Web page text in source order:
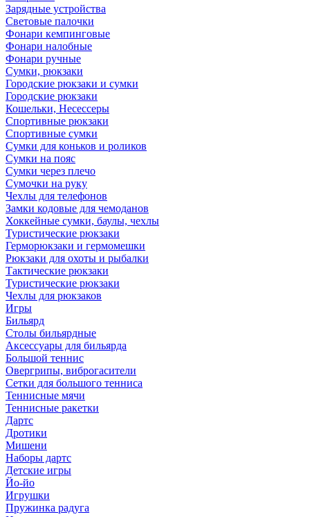
Зарядные устройства
Световые палочки
Фонари кемпинговые
Фонари налобные
Фонари ручные
Сумки, рюкзаки
Городские рюкзаки и сумки
Городские рюкзаки
Кошельки, Несессеры
Спортивные рюкзаки
Спортивные сумки
Сумки для коньков и роликов
Сумки на пояс
Сумки через плечо
Сумочки на руку
Чехлы для телефонов
Замки кодовые для чемоданов
Хоккейные сумки, баулы, чехлы
Туристические рюкзаки
Герморюкзаки и гермомешки
Рюкзаки для охоты и рыбалки
Тактические рюкзаки
Туристические рюкзаки
Чехлы для рюкзаков
Игры
Бильярд
Столы бильярдные
Аксессуары для бильярда
Большой теннис
Овергрипы, виброгасители
Сетки для большого тенниса
Теннисные мячи
Теннисные ракетки
Дартс
Дротики
Мишени
Наборы дартс
Детские игры
Йо-йо
Игрушки
Пружинка радуга